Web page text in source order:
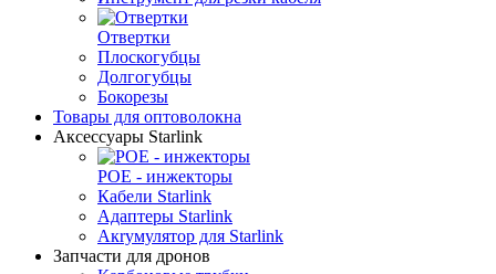
Отвертки
Плоскогубцы
Долгогубцы
Бокорезы
Товары для оптоволокна
Аксессуары Starlink
POE - инжекторы
Кабели Starlink
Адаптеры Starlink
Aкrумулятор для Starlink
Запчасти для дронов